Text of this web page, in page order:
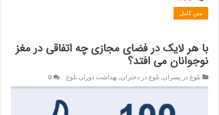
متن کامل
با هر لایک در فضای مجازی چه اتفاقی در مغز
نوجوانان می افتد؟
بلوغ در پسران, بلوغ در دختران, بهداشت دوران بلوغ 0